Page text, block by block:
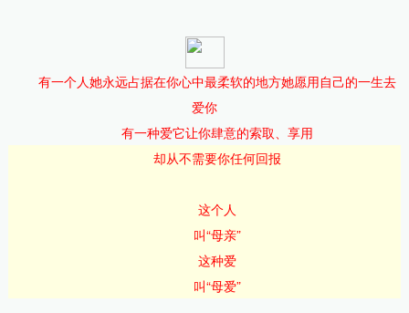
有一个人她永远占据在你心中最柔软的地方她愿用自己的一生去
爱你
有一种爱它让你肆意的索取、享用
却从不需要你任何回报
这个人
叫“母亲”
这种爱
叫“母爱”